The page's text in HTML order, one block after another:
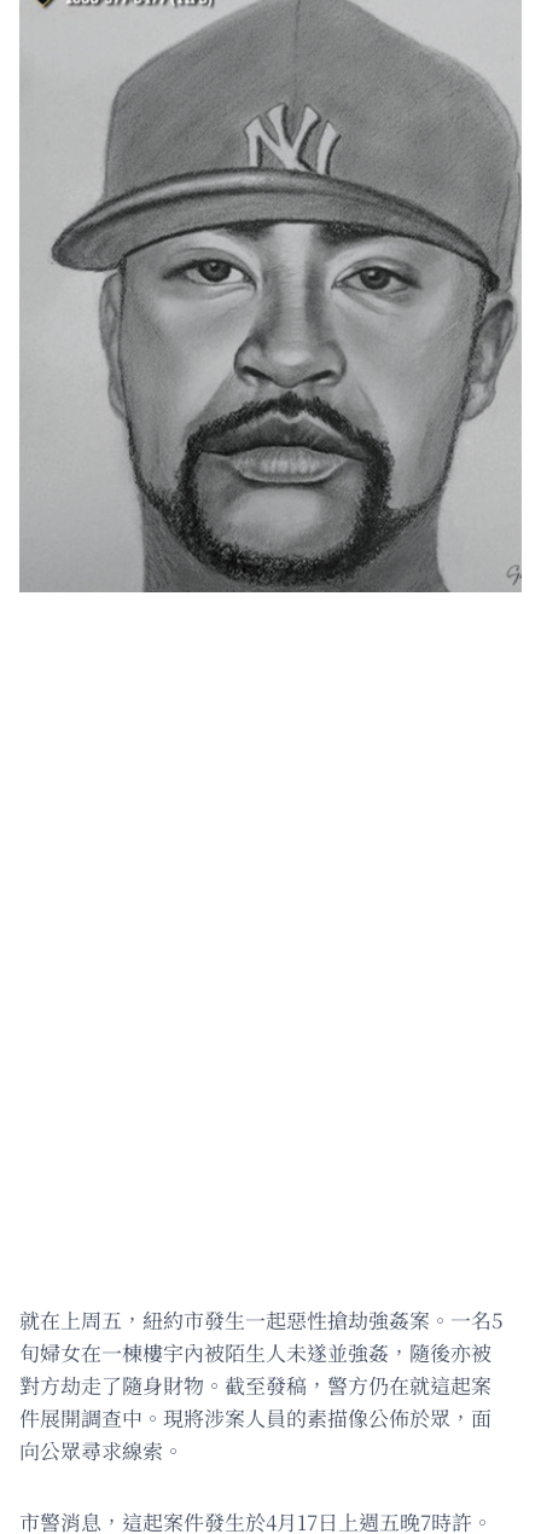
就在上周五，紐約市發生一起惡性搶劫強姦案。一名5
旬婦女在一棟樓宇內被陌生人未遂並強姦，隨後亦被
對方劫走了隨身財物。截至發稿，警方仍在就這起案
件展開調查中。現將涉案人員的素描像公佈於眾，面
向公眾尋求線索。
市警消息，這起案件發生於4月17日上週五晚7時許。